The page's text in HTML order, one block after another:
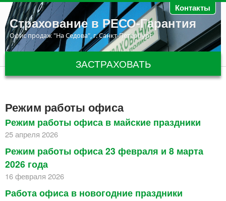
Перейти к основному содержанию Контакты
Страхование в РЕСО-Гарантия
Офис продаж "На Седова", г. Санкт-Петербург
ЗАСТРАХОВАТЬ
Режим работы офиса
Режим работы офиса в майские праздники
25 апреля 2026
Режим работы офиса 23 февраля и 8 марта
2026 года
16 февраля 2026
Работа офиса в новогодние праздники